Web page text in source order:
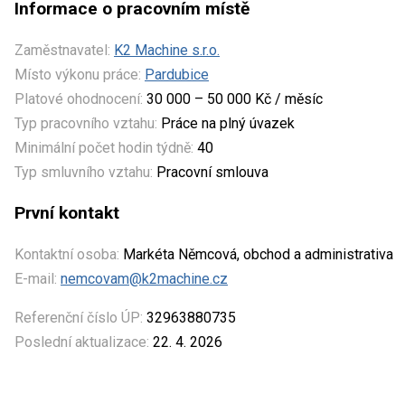
Informace o pracovním místě
Zaměstnavatel: K2 Machine s.r.o.
Místo výkonu práce: Pardubice
Platové ohodnocení: 30 000 – 50 000 Kč / měsíc
Typ pracovního vztahu: Práce na plný úvazek
Minimální počet hodin týdně: 40
Typ smluvního vztahu: Pracovní smlouva
První kontakt
Kontaktní osoba: Markéta Němcová, obchod a administrativa
E-mail: nemcovam@k2machine.cz
Referenční číslo ÚP: 32963880735
Poslední aktualizace: 22. 4. 2026